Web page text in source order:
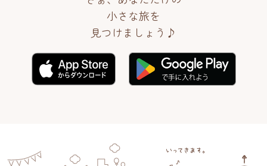
小さな旅を
見つけましょう♪